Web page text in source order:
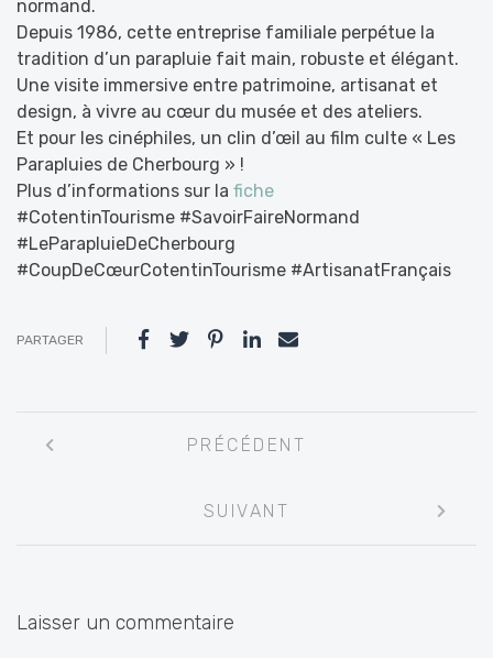
normand.
Depuis 1986, cette entreprise familiale perpétue la
tradition d’un parapluie fait main, robuste et élégant.
Une visite immersive entre patrimoine, artisanat et
design, à vivre au cœur du musée et des ateliers.
Et pour les cinéphiles, un clin d’œil au film culte « Les
Parapluies de Cherbourg » !
Plus d’informations sur la fiche
#CotentinTourisme #SavoirFaireNormand
#LeParapluieDeCherbourg
#CoupDeCœurCotentinTourisme #ArtisanatFrançais
PARTAGER
entre
PRÉCÉDENT
SUIVANT
Laisser un commentaire